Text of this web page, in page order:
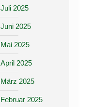
Juli 2025
Juni 2025
Mai 2025
April 2025
März 2025
Februar 2025